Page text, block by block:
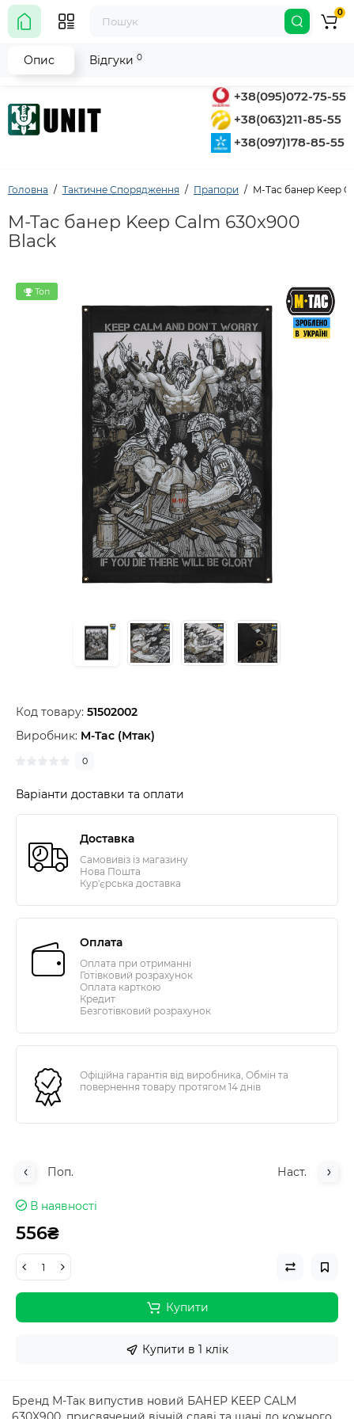
+38(095)072-75-55
+38(063)211-85-55
+38(097)178-85-55
0
Головна Тактичне Спорядження Прапори M-Tac банер Keep
M-Tac банер Keep Calm 630x900
Black
Топ
Код товару: 51502002
Виробник: M-Tac (Мтак)
0
Варіанти доставки та оплати
Доставка
Самовивіз із магазину
Нова Пошта
Кур'єрська доставка
Оплата
Оплата при отриманні
Готівковий розрахунок
Оплата карткою
Кредит
Безготівковий розрахунок
Офіційна гарантія від виробника, Обмін та
повернення товару протягом 14 днів
Поп. Наст.
В наявності
556₴
Купити
Купити в 1 клік
Опис Відгуки 0
Бренд М-Так випустив новий БАНЕР KEEP CALM